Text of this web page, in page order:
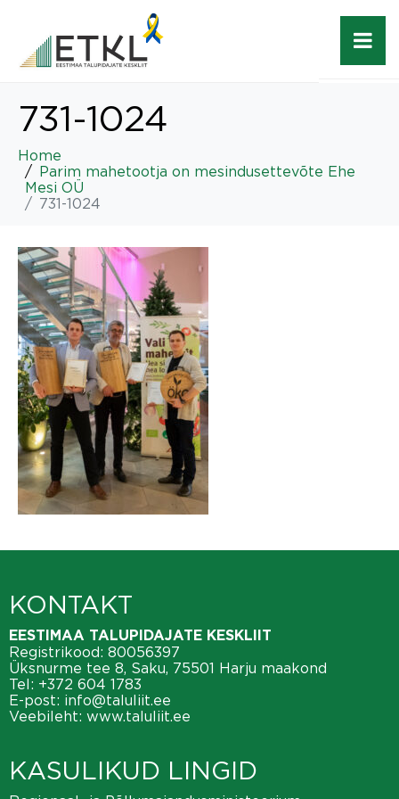
731-1024
Home
Parim mahetootja on mesindusettevõte Ehe
Mesi OÜ
731-1024
KONTAKT
EESTIMAA TALUPIDAJATE KESKLIIT
Registrikood: 80056397
Üksnurme tee 8, Saku, 75501 Harju maakond
Tel: +372 604 1783
E-post: info@taluliit.ee
Veebileht: www.taluliit.ee
KASULIKUD LINGID